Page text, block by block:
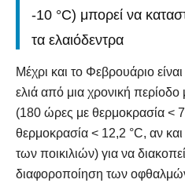
-10 °C) μπορεί να
τα ελαιόδεντρα
Μέχρι και το Φεβρουάριο
ελιά από μια χρονική
(180 ώρες με θερμοκρασία <
θερμοκρασία < 12,2 °C, αν
των ποικιλιών) για να
διαφοροποίηση των